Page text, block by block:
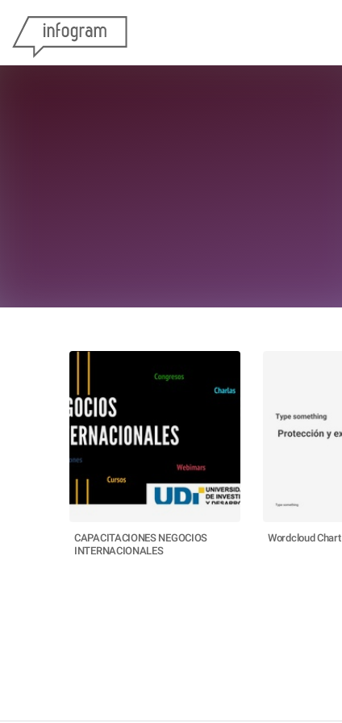
CAPACITACIONES NEGOCIOS
INTERNACIONALES
Wordcloud Chart